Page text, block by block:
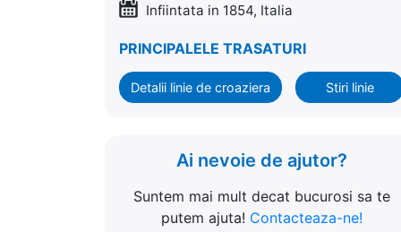
Infiintata in 1854, Italia
PRINCIPALELE TRASATURI
Detalii linie de croaziera Stiri linie
Ai nevoie de ajutor?
Suntem mai mult decat bucurosi sa te
putem ajuta! Contacteaza-ne!